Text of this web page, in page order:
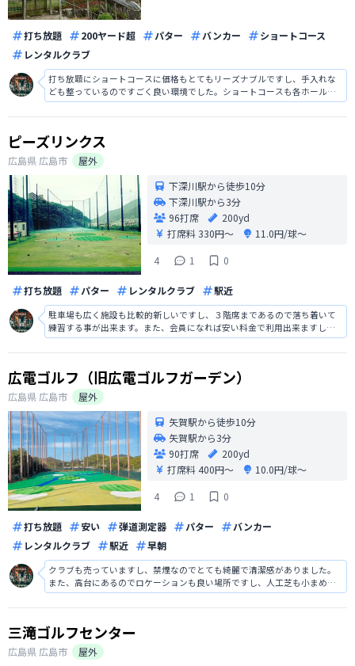
打ち放題 200ヤード超 パター バンカー
ショートコース
レンタルクラブ
打ち放題にショートコースに価格もとてもリーズナブルですし、手入れな
ども整っているのですごく良い環境でした。ショートコースも各ホールそ
れぞれに特徴があり、打ち上げや谷越えなど、とても充実した練習になり
ますし、アクセスは若干不便ではありますが、ファミリーでも楽しめる環
ピーズリンクス
広島県 広島市
屋外
下深川駅から徒歩10分
下深川駅から3分
96打席
200yd
打席料330円〜
11.0円/球〜
4
1 0
打ち放題 パター レンタルクラブ 駅近
駐車場も広く施設も比較的新しいですし、３階席まであるので落ち着いて
練習する事が出来ます。また、会員になれば安い料金で利用出来ますし、
飛距離が出せるので良い練習になります。ゆっくりと落ち着いて練習する
には良い環境でした。
広電ゴルフ（旧広電ゴルフガーデン）
広島県 広島市
屋外
矢賀駅から徒歩10分
矢賀駅から3分
90打席
200yd
打席料400円〜
10.0円/球〜
4
1 0
打ち放題 安い 弾道測定器 パター
バンカー
レンタルクラブ
駅近 早朝
クラブも売っていますし、禁煙なのでとても綺麗で清潔感がありました。
また、高台にあるのでロケーションも良い場所ですし、人工芝も小まめに
手入れをされていてとても綺麗です。奥行きがなく若干狭いですが、快適
に練習が出来ました。
三滝ゴルフセンター
広島県 広島市
屋外